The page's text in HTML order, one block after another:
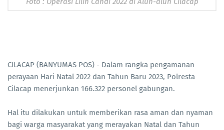
CILACAP (BANYUMAS POS) - Dalam rangka pengamanan
perayaan Hari Natal 2022 dan Tahun Baru 2023, Polresta
Cilacap menerjunkan 166.322 personel gabungan.
Hal itu dilakukan untuk memberikan rasa aman dan nyaman
bagi warga masyarakat yang merayakan Natal dan Tahun